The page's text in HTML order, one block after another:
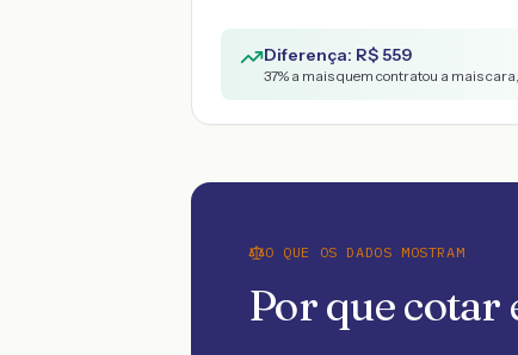
Diferença: R$559
37% a mais quem contratou a mais
O QUE OS DADOS MOSTRAM
Por que cotar